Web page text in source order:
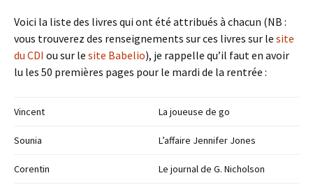
Voici la liste des livres qui ont été attribués à chacun (NB :
vous trouverez des renseignements sur ces livres sur le site
du CDI ou sur le site Babelio), je rappelle qu’il faut en avoir
lu les 50 premières pages pour le mardi de la rentrée :
Vincent La joueuse de go
Sounia L’affaire Jennifer Jones
Corentin Le journal de G. Nicholson